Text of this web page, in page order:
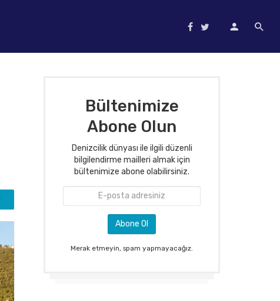
Bültenimize
Abone Olun
Denizcilik dünyası ile ilgili düzenli
bilgilendirme mailleri almak için
bültenimize abone olabilirsiniz.
Merak etmeyin, spam yapmayacağız.